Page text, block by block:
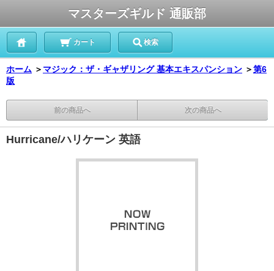
マスターズギルド 通販部
カート 検索
ホーム ＞ マジック：ザ・ギャザリング 基本エキスパンション ＞第6
版
前の商品へ 次の商品へ
Hurricane/ハリケーン 英語